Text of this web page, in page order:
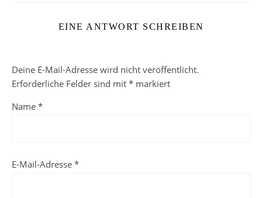
EINE ANTWORT SCHREIBEN
Deine E-Mail-Adresse wird nicht veröffentlicht.
Erforderliche Felder sind mit * markiert
Name *
E-Mail-Adresse *